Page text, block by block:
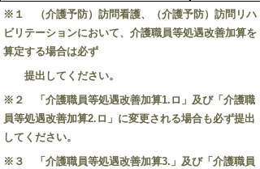
※１ （介護予防）訪問看護、（介護予防）訪問リハ
ビリテーションにおいて、介護職員等処遇改善加算を
算定する場合は必ず
提出してください。
※２ 「介護職員等処遇改善加算1.ロ」及び「介護職
員等処遇改善加算2.ロ」に変更される場合も必ず提出
してください。
※３ 「介護職員等処遇改善加算3.」及び「介護職員